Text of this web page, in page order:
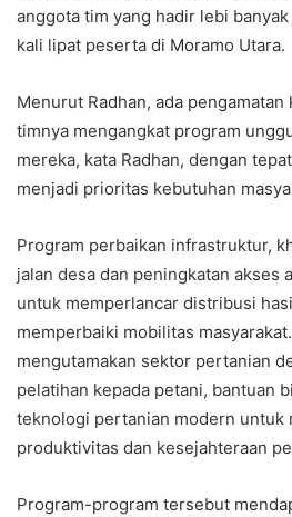
anggota tim yang hadir lebi
kali lipat peserta di Moramo Utara.
Menurut Radhan, ada
timnya mengangkat program
mereka, kata Radhan, dengan
menjadi prioritas kebutuhan
Program perbaikan infrastruktur,
jalan desa dan peningkatan akses
untuk memperlancar distribusi
memperbaiki mobilitas
mengutamakan sektor pertanian
pelatihan kepada petani, bantuan
teknologi pertanian modern untuk
produktivitas dan kesejahteraan
Program-program tersebut